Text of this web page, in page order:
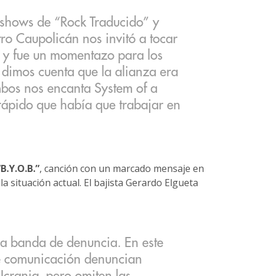
de “Rock Traducido” y
Caupolicán nos invitó a tocar
fue un momentazo para los
cuenta que la alianza era
nos encanta System of a
que había que trabajar en
, canción con un marcado mensaje en
situación actual. El bajista Gerardo Elgueta
banda de denuncia. En este
comunicación denuncian